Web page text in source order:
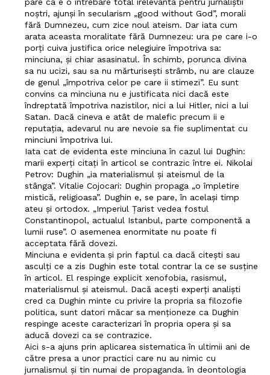
noștri, ajunși în secularism „good without God”, morali
fără Dumnezeu, cum zice noul ateism. Dar iata cum
arata aceasta moralitate fără Dumnezeu: ura pe care i-o
porți cuiva justifica orice nelegiuire împotriva sa:
minciuna, și chiar asasinatul. În schimb, porunca divina
sa nu ucizi, sau sa nu mărturisești strâmb, nu are clauze
de genul „împotriva celor pe care ii stimezi”. Eu sunt
convins ca minciuna nu e justificata nici dacă este
îndreptată împotriva nazistilor, nici a lui Hitler, nici a lui
Satan. Dacă cineva e atât de malefic precum ii e
reputația, adevarul nu are nevoie sa fie suplimentat cu
minciuni împotriva lui.
Iata cat de evidenta este minciuna în cazul lui Dughin:
marii experți citați în articol se contrazic între ei. Nikolai
Petrov: Dughin „ia materialismul și ateismul de la
stânga”. Vitalie Cojocari: Dughin propaga „o împletire
mistică, religioasa”. Dughin e, se pare, în același timp
ateu și ortodox. „Imperiul Țarist vedea fostul
Constantinopol, actualul Istanbul, parte componentă a
lumii ruse”. O asemenea enormitate nu poate fi
acceptata fără dovezi.
Minciuna e evidenta și prin faptul ca dacă citești sau
asculți ce a zis Dughin este total contrar la ce se susține
în articol. El respinge explicit xenofobia, rasismul,
materialismul și ateismul. Dacă acești experți analiști
cred ca Dughin minte cu privire la propria sa filozofie
politica, sunt datori măcar sa menționeze ca Dughin
respinge aceste caracterizari în propria opera și sa
aducă dovezi ca se contrazice.
Aici s-a ajuns prin aplicarea sistematica în ultimii ani de
către presa a unor practici care nu au nimic cu
jurnalismul și tin numai de propaganda. în deontologia